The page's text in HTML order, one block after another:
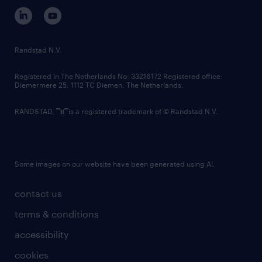
corporate governance
randstad innovation fund
country websites
contact us
terms & conditions
accessibility
cookies
Randstad N.V.
Registered in The Netherlands No: 33216172 Registered office:
Diemermere 25, 1112 TC Diemen, The Netherlands.
RANDSTAD, is a registered trademark of © Randstad N.V.
Some images on our website have been generated using AI.